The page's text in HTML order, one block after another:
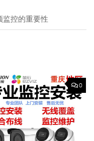
监控的重要性
0